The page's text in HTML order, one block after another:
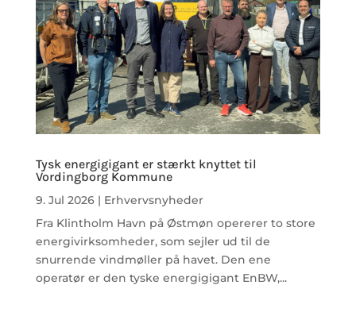
Tysk energigigant er stærkt knyttet til
Vordingborg Kommune
9. Jul 2026| Erhvervsnyheder
Fra Klintholm Havn på Østmøn opererer to store
energivirksomheder, som sejler ud til de
snurrende vindmøller på havet. Den ene
operatør er den tyske energigigant EnBW,...